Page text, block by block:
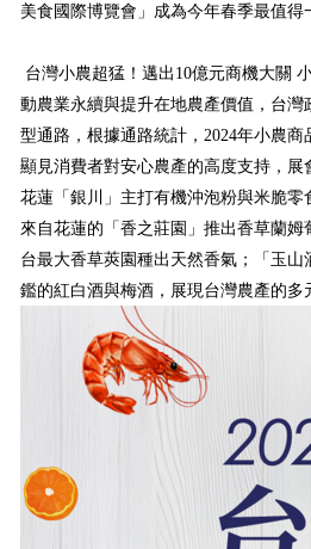
美食國際博覽會」成為今年春季最值得
台灣小農超猛！邁出10億元商機大關
動農業永續與提升在地農產價值，台
型通路，根據通路統計，2024年小農
顯見消費者對安心農產的高度支持，
花蓮「銀川」主打有機沖泡粉與米脆零
來自花蓮的「香之莊園」推出香草蘭
台最大香草莢園種出天然香氣；「玉山
鑑的紅白酒與梅酒，展現台灣農產的多